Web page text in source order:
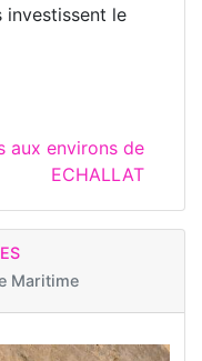
investissent le
aux environs de
ECHALLAT
Maritime